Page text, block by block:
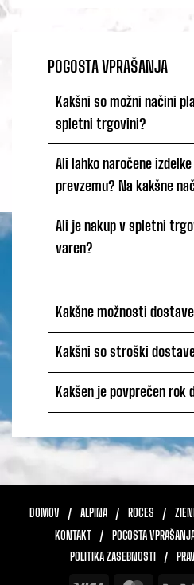
POGOSTA VPRAŠANJA
Kakšni so možni načini
spletni trgovini?
Ali lahko naročene
prevzemu? Na kakšne
Ali je nakup v spletni
varen?
Kakšne možnosti
Kakšni so stroški
Kakšen je povprečen rok
DOMOV ALPINA ROCES
KONTAKT
POGOSTA
POLITIKA ZASEBNOSTI